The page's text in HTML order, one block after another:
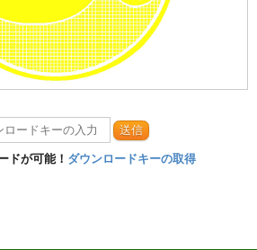
送信
ドが可能！ ダウンロードキーの取得